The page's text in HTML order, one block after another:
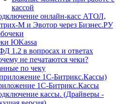
кассой
онлайн-касс АТОЛ,
М и Эвотор через Бизнес.РУ
ЮKassa
1.2 в вопросах и ответах
не печатаются чеки?
по чеку
1С-Битрикс.Кассы)
1С-Битрикс.Кассы
кассы. (Драйверы -